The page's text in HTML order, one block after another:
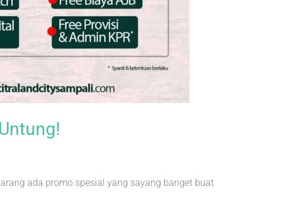
ada promo spesial yang sayang banget buat